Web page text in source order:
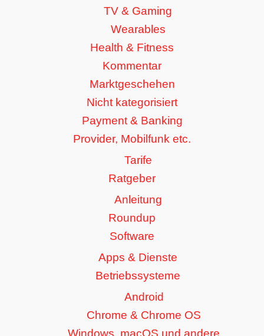
TV & Gaming
Wearables
Health & Fitness
Kommentar
Marktgeschehen
Nicht kategorisiert
Payment & Banking
Provider, Mobilfunk etc.
Tarife
Ratgeber
Anleitung
Roundup
Software
Apps & Dienste
Betriebssysteme
Android
Chrome & Chrome OS
Windows, macOS und andere